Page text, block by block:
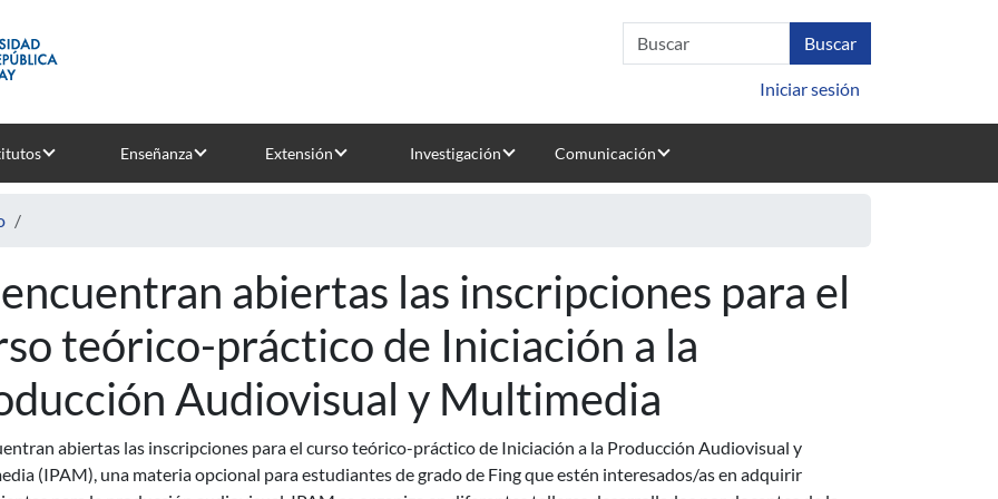
Iniciar sesión
Enseñanza Extensión Investigación Comunicación
abiertas las inscripciones para el
teórico-práctico de Iniciación a la
Audiovisual y Multimedia
abiertas las inscripciones para el curso teórico-práctico de Iniciación a la Producción Audiovisual y
(IPAM), una materia opcional para estudiantes de grado de Fing que estén interesados/as en adquirir